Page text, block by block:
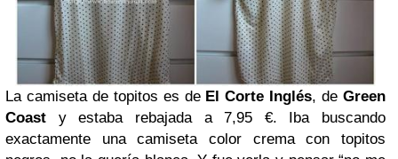
La camiseta de topitos es de El Corte Inglés, deGreen
Coast y estaba rebajada a 7,95 €. Iba buscando
exactamente una camiseta color crema con topitos